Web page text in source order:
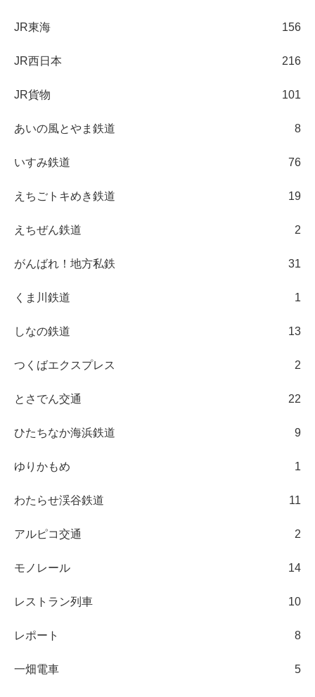
JR東海 156
JR西日本 216
JR貨物 101
あいの風とやま鉄道 8
いすみ鉄道 76
えちごトキめき鉄道 19
えちぜん鉄道 2
がんばれ！地方私鉄 31
くま川鉄道 1
しなの鉄道 13
つくばエクスプレス 2
とさでん交通 22
ひたちなか海浜鉄道 9
ゆりかもめ 1
わたらせ渓谷鉄道 11
アルピコ交通 2
モノレール 14
レストラン列車 10
レポート 8
一畑電車 5